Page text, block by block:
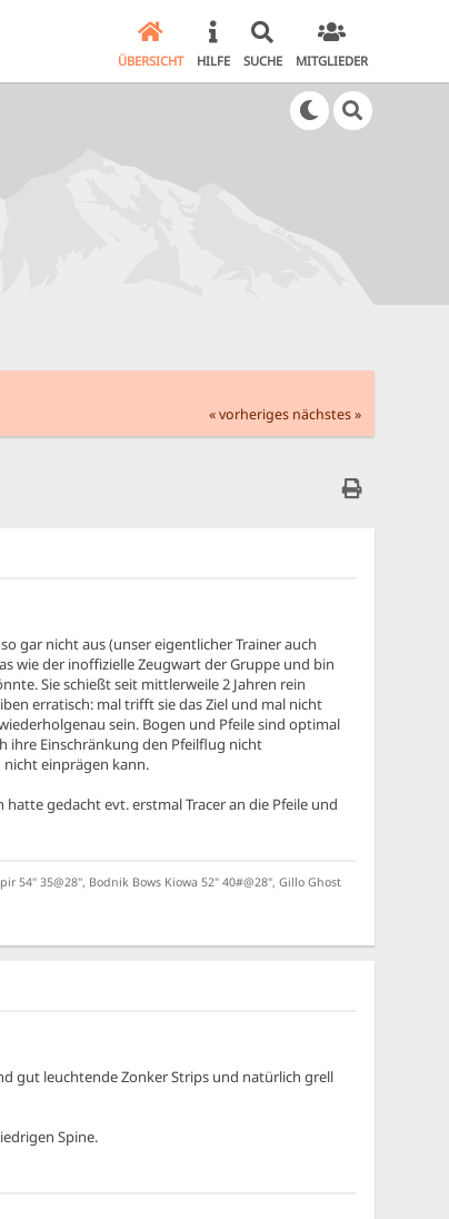
ÜBERSICHT HILFE SUCHE MITGLIEDER
« vorheriges nächstes »
gar nicht aus (unser eigentlicher Trainer auch
wie der inoffizielle Zeugwart der Gruppe und bin
Sie schießt seit mittlerweile 2 Jahren rein
erratisch: mal trifft sie das Ziel und mal nicht
sein. Bogen und Pfeile sind optimal
ihre Einschränkung den Pfeilflug nicht
einprägen kann.
gedacht evt. erstmal Tracer an die Pfeile und
54" 35@28", Bodnik Bows Kiowa 52" 40#@28", Gillo Ghost
gut leuchtende Zonker Strips und natürlich grell
Spine.